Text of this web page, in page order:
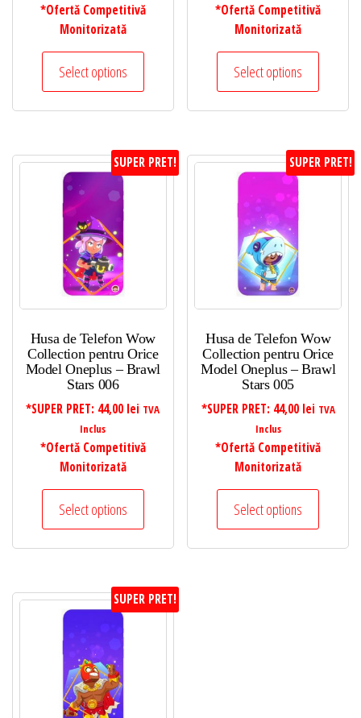
*Ofertă Competitivă
Monitorizată
Select options
*Ofertă Competitivă
Monitorizată
Select options
SUPER PRET!
Husa de Telefon Wow
Collection pentru Orice
Model Oneplus – Brawl
Stars 006
*SUPER PRET: 44,00 lei TVA
Inclus
*Ofertă Competitivă
Monitorizată
Select options
SUPER PRET!
Husa de Telefon Wow
Collection pentru Orice
Model Oneplus – Brawl
Stars 005
*SUPER PRET: 44,00 lei TVA
Inclus
*Ofertă Competitivă
Monitorizată
Select options
SUPER PRET!